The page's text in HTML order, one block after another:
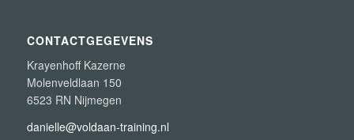
CONTACTGEGEVENS
Krayenhoff Kazerne
Molenveldlaan 150
6523 RN Nijmegen
danielle@voldaan-training.nl